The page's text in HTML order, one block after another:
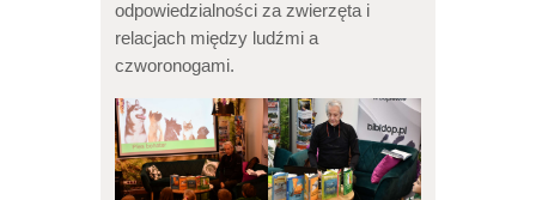
odpowiedzialności za zwierzęta i
relacjach między ludźmi a
czworonogami.